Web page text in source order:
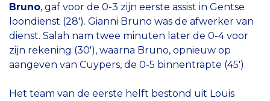
Bruno, gaf voor de 0-3 zijn eerste assist in Gentse
loondienst (28'). Gianni Bruno was de afwerker van
dienst. Salah nam twee minuten later de 0-4 voor
zijn rekening (30'), waarna Bruno, opnieuw op
aangeven van Cuypers, de 0-5 binnentrapte (45').
Het team van de eerste helft bestond uit Louis